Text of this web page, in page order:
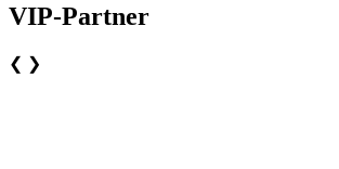
VIP-Partner
❮ ❯